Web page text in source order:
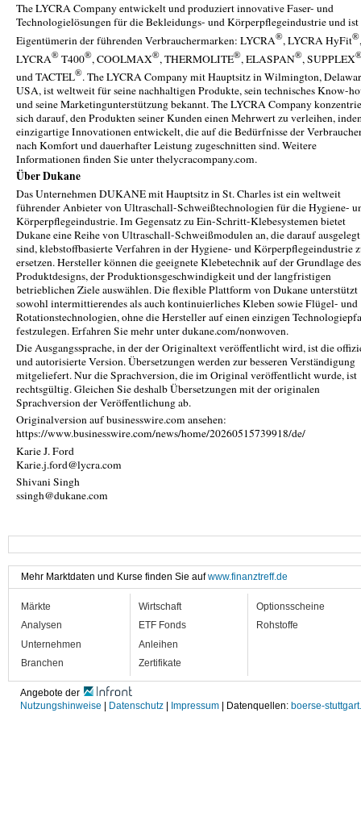
The LYCRA Company entwickelt und produziert innovative Faser- und
Technologielösungen für die Bekleidungs- und Körperpflegeindustrie und ist
Eigentümerin der führenden Verbrauchermarken: LYCRA®, LYCRA HyFit®,
LYCRA® T400®, COOLMAX®, THERMOLITE®, ELASPAN®, SUPPLEX
und TACTEL®. The LYCRA Company mit Hauptsitz in Wilmington,
USA, ist weltweit für seine nachhaltigen Produkte, sein technisches Know-
und seine Marketingunterstützung bekannt. The LYCRA Company
sich darauf, den Produkten seiner Kunden einen Mehrwert zu verleihen,
einzigartige Innovationen entwickelt, die auf die Bedürfnisse der
nach Komfort und dauerhafter Leistung zugeschnitten sind. Weitere
Informationen finden Sie unter thelycracompany.com.
Über Dukane
Das Unternehmen DUKANE mit Hauptsitz in St. Charles ist ein weltweit
führender Anbieter von Ultraschall-Schweißtechnologien für die Hygiene-
Körperpflegeindustrie. Im Gegensatz zu Ein-Schritt-Klebesystemen bietet
Dukane eine Reihe von Ultraschall-Schweißmodulen an, die darauf ausgelegt
sind, klebstoffbasierte Verfahren in der Hygiene- und Körperpflegeindustrie
ersetzen. Hersteller können die geeignete Klebetechnik auf der Grundlage des
Produktdesigns, der Produktionsgeschwindigkeit und der langfristigen
betrieblichen Ziele auswählen. Die flexible Plattform von Dukane unterstützt
sowohl intermittierendes als auch kontinuierliches Kleben sowie Flügel- und
Rotationstechnologien, ohne die Hersteller auf einen einzigen
festzulegen. Erfahren Sie mehr unter dukane.com/nonwoven.
Die Ausgangssprache, in der der Originaltext veröffentlicht wird, ist die
und autorisierte Version. Übersetzungen werden zur besseren Verständigung
mitgeliefert. Nur die Sprachversion, die im Original veröffentlicht wurde, ist
rechtsgültig. Gleichen Sie deshalb Übersetzungen mit der originalen
Sprachversion der Veröffentlichung ab.
Originalversion auf businesswire.com ansehen:
https://www.businesswire.com/news/home/20260515739918/de/
Karie J. Ford
Karie.j.ford@lycra.com
Shivani Singh
ssingh@dukane.com
Mehr Marktdaten und Kurse finden Sie aufwww.finanztreff.de
Märkte
Analysen
Unternehmen
Branchen
Wirtschaft
ETF Fonds
Anleihen
Zertifikate
Optionsscheine
Rohstoffe
Angebote der
Nutzungshinweise
Datenschutz Impressum | Datenquellen: boerse-